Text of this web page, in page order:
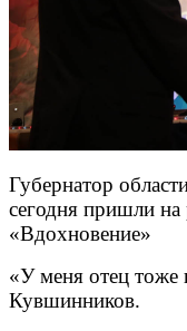
Губернатор
сегодня пришли
«Вдохновение»
«У меня отец тоже
Кувшинников.